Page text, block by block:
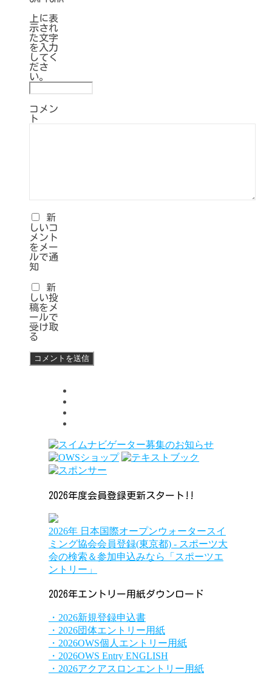
上に表
示され
た文字
を入力
してく
ださ
い。
コメン
ト
新
しいコ
メント
をメー
ルで通
知
新
しい投
稿をメ
ールで
受け取
る
2026年度会員登録更新スタート!!
2026年 日本国際オープンウォータースイ
ミング協会会員登録(東京都) - スポーツ大
会の検索＆参加申込みなら「スポーツエ
ントリー」
2026年エントリー用紙ダウンロード
・2026新規登録申込書
・2026団体エントリー用紙
・2026OWS個人エントリー用紙
・2026OWS Entry ENGLISH
・2026アクアスロンエントリー用紙